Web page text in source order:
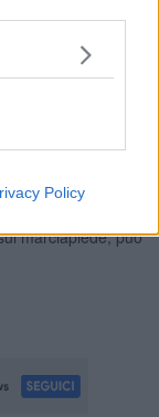
Policy
più ovattata,
la saliva del
invito a dare
passare il tempo,
e,
marciapiede, può